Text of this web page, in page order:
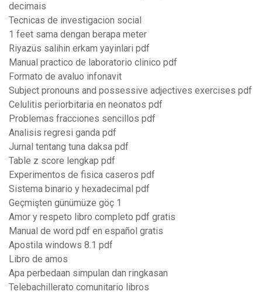
decimais
Tecnicas de investigacion social
1 feet sama dengan berapa meter
Riyazüs salihin erkam yayinlari pdf
Manual practico de laboratorio clinico pdf
Formato de avaluo infonavit
Subject pronouns and possessive adjectives exercises pdf
Celulitis periorbitaria en neonatos pdf
Problemas fracciones sencillos pdf
Analisis regresi ganda pdf
Jurnal tentang tuna daksa pdf
Table z score lengkap pdf
Experimentos de fisica caseros pdf
Sistema binario y hexadecimal pdf
Geçmişten günümüze göç 1
Amor y respeto libro completo pdf gratis
Manual de word pdf en español gratis
Apostila windows 8.1 pdf
Libro de amos
Apa perbedaan simpulan dan ringkasan
Telebachillerato comunitario libros